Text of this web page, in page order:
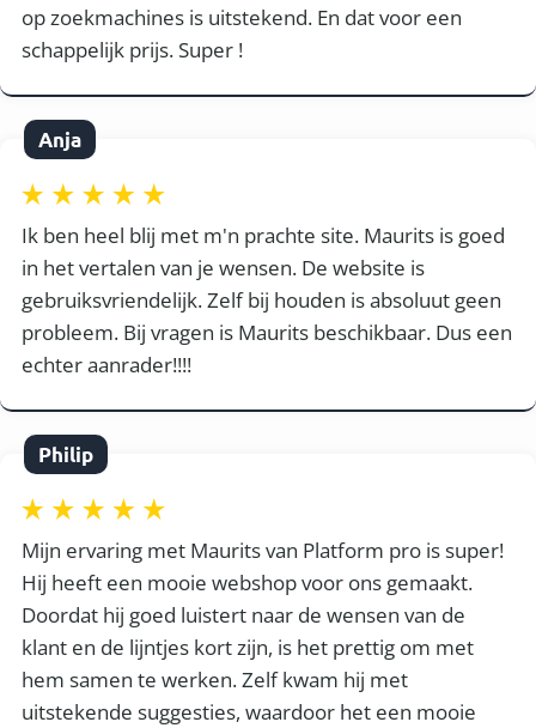
op zoekmachines is uitstekend. En dat voor een
schappelijk prijs. Super !
Anja
Ik ben heel blij met m'n prachte site. Maurits is goed
in het vertalen van je wensen. De website is
gebruiksvriendelijk. Zelf bij houden is absoluut geen
probleem. Bij vragen is Maurits beschikbaar. Dus een
echter aanrader!!!!
Philip
Mijn ervaring met Maurits van Platform pro is super!
Hij heeft een mooie webshop voor ons gemaakt.
Doordat hij goed luistert naar de wensen van de
klant en de lijntjes kort zijn, is het prettig om met
hem samen te werken. Zelf kwam hij met
uitstekende suggesties, waardoor het een mooie